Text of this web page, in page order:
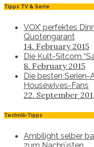
Tipps TV & Serie
VOX’ perfektes
Quotengarant
14. February 2015
Die Kult-Sitcom
8. February 2015
Die besten
Housewives-Fans
22. September
Technik-Tipps
Ambilight selber
zum Nachrüsten